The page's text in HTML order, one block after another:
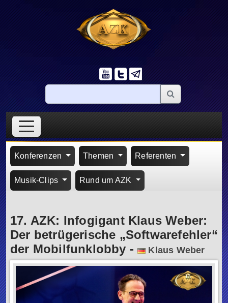
Konferenzen Themen Referenten
Musik-Clips Rund um AZK
17. AZK: Infogigant Klaus Weber:
Der betrügerische „Softwarefehler“
der Mobilfunklobby - Klaus Weber